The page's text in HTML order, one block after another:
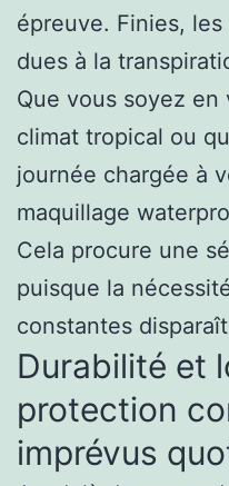
épreuve. Finies,
dues à la
Que vous soyez en
climat tropical ou
journée chargée à
maquillage
Cela procure une
puisque la
constantes
Durabilité et
protection
imprévus